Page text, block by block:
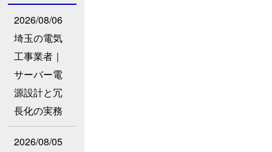
2026/08/06
埼玉の電気
工事業者｜
サーバー電
源設計と冗
長化の実務
2026/08/05